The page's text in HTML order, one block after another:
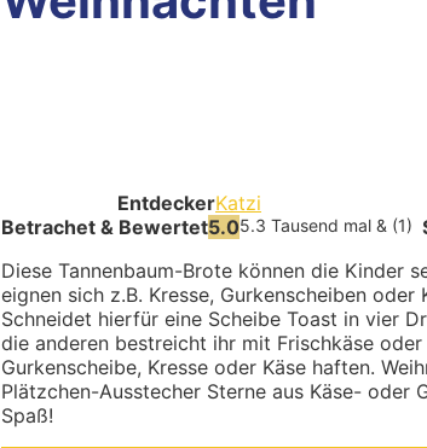
EntdeckerKatzi
Betrachet & Bewertet5.05.3 Tausend mal & (1)
Diese Tannenbaum-Brote können die Kinder
eignen sich z.B. Kresse, Gurkenscheiben oder
Schneidet hierfür eine Scheibe Toast in vier
die anderen bestreicht ihr mit Frischkäse
Gurkenscheibe, Kresse oder Käse haften.
Plätzchen-Ausstecher Sterne aus Käse- oder
Spaß!